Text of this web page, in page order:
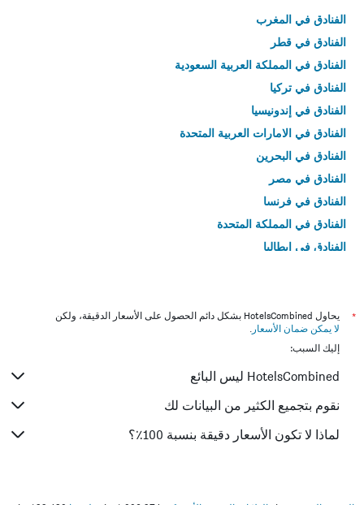
الفنادق في المغرب
الفنادق في قطر
الفنادق في المملكة العربية السعودية
الفنادق في تركيا
الفنادق في إندونيسيا
الفنادق في الامارات العربية المتحدة
الفنادق في البحرين
الفنادق في مصر
الفنادق في فرنسا
الفنادق في المملكة المتحدة
الفنادق في إيطاليا
*
يحاول HotelsCombined بشكل دائم الحصول على الأسعار الدقيقة، ولكن
لا يمكن ضمان الأسعار .
إليك السبب:
HotelsCombined ليس البائع
نقوم بتجميع الكثير من البيانات لك
لماذا لا تكون الأسعار دقيقة بنسبة 100٪؟